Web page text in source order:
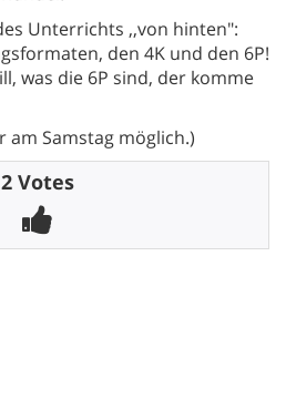
Unterrichts ,,von hinten":
den 4K und den 6P!
was die 6P sind, der komme
am Samstag möglich.)
2 Votes